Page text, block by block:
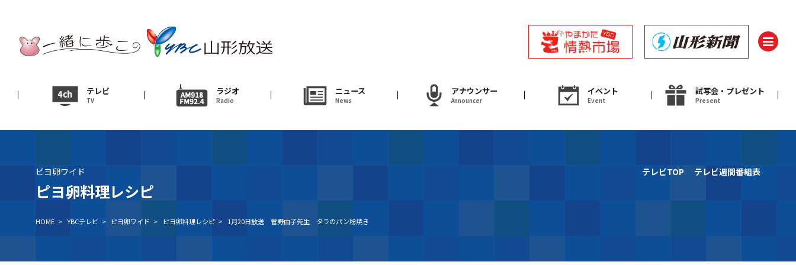
テレビ
TV
ラジオ
Radio
ニュース
News
アナウンサー
Announcer
イベント
Event
試写会・プレゼント
Present
テレビ
ニュース
News
アナウンサー
Announcer
イベント 試写会・プレゼント
ＹＢＣオンデマンド
ピヨ卵ワイド
ピヨ卵料理レシピ
テレビTOP テレビ週間番組表
HOME > YBCテレビ > ピヨ卵ワイド > ピヨ卵料理レシピ > 1月20日放送 菅野由子先生 タラのパン粉焼き